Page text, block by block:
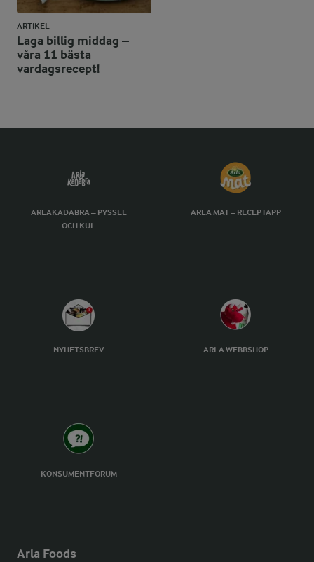
ARTIKEL
Laga billig middag –
våra 11 bästa
vardagsrecept!
ARLAKADABRA – PYSSEL
OCH KUL
ARLA MAT – RECEPTAPP
NYHETSBREV ARLA WEBBSHOP
KONSUMENTFORUM
Arla Foods